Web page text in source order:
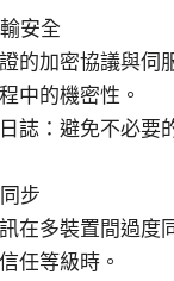
安全
的加密協議與伺
中的機密性。
誌：避免不必要
步
在多裝置間過度
任等級時。